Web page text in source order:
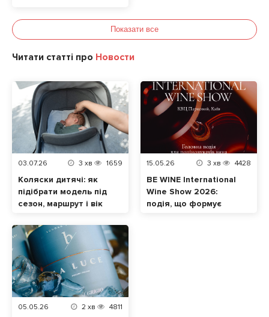
Показати все
Читати статті про Новости
03.07.26 3 хв 1659
Коляски дитячі: як
підібрати модель під
сезон, маршрут і вік
15.05.26 3 хв 4428
BE WINE International
Wine Show 2026:
подія, що формує
05.05.26 2 хв 4811